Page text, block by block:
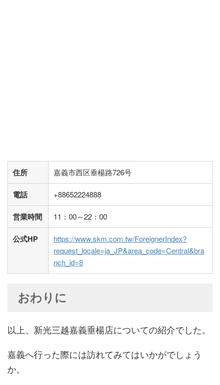
住所 嘉義市西区垂楊路726号
電話 +88652224888
営業時間 11：00～22：00
公式HP
https://www.skm.com.tw/ForeignerIndex?
request_locale=ja_JP&area_code=Central&bra
nch_id=8
おわりに
以上、新光三越嘉義垂楊店についての紹介でした。
嘉義へ行った際には訪れてみてはいかがでしょう
か。